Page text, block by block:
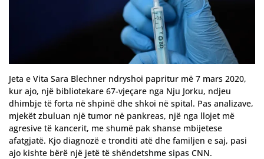
Jeta e Vita Sara Blechner ndryshoi papritur më 7 mars 2020,
kur ajo, një bibliotekare 67-vjeçare nga Nju Jorku, ndjeu
dhimbje të forta në shpinë dhe shkoi në spital. Pas analizave,
mjekët zbuluan një tumor në pankreas, një nga llojet më
agresive të kancerit, me shumë pak shanse mbijetese
afatgjatë. Kjo diagnozë e tronditi atë dhe familjen e saj, pasi
ajo kishte bërë një jetë të shëndetshme sipas CNN.